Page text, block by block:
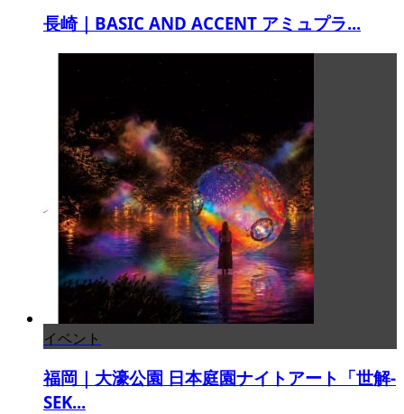
長崎｜BASIC AND ACCENT アミュプラ...
イベント
福岡｜大濠公園 日本庭園ナイトアート「世解-
SEK...